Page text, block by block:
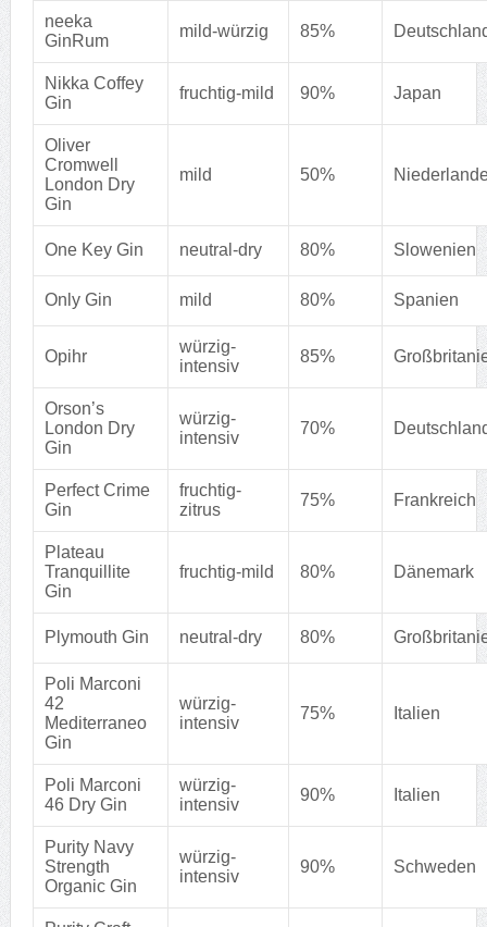
neeka
GinRum
mild-würzig 85%
Nikka Coffey
Gin
fruchtig-mild 90% Japan
Oliver
Cromwell
London Dry
Gin
mild 50%
One Key Gin neutral-dry 80% Slowenien
Only Gin mild 80% Spanien
Opihr
würzig-
intensiv
85%
Orson’s
London Dry
Gin
würzig-
intensiv
70%
Perfect Crime
Gin
fruchtig-
zitrus
75% Frankreich
Plateau
Tranquillite
Gin
fruchtig-mild 80% Dänemark
Plymouth Gin neutral-dry 80%
Poli Marconi
42
Mediterraneo
Gin
würzig-
intensiv
75% Italien
Poli Marconi
46 Dry Gin
würzig-
intensiv
90% Italien
Purity Navy
Strength
Organic Gin
würzig-
intensiv
90% Schweden